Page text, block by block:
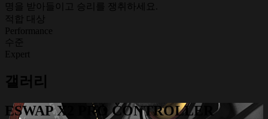
명을 받아들이고 승리를 쟁취하세요.
적합 대상
Performance
수준
Expert
갤러리
ESWAP X2 PRO CONTROLLER